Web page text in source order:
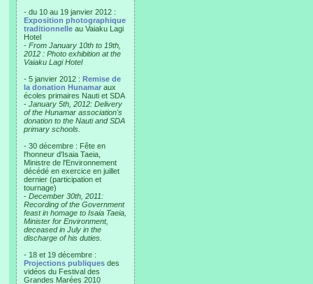
- du 10 au 19 janvier 2012 :
Exposition photographique
traditionnelle au Vaiaku Lagi
Hotel
- From January 10th to 19th,
2012 : Photo exhibition at the
Vaiaku Lagi Hotel
- 5 janvier 2012 : Remise de
la donation Hunamar aux
écoles primaires Nauti et SDA
- January 5th, 2012: Delivery
of the Hunamar association's
donation to the Nauti and SDA
primary schools.
- 30 décembre : Fête en
l'honneur d'Isaia Taeia,
Ministre de l'Environnement
décédé en exercice en juillet
dernier (participation et
tournage)
- December 30th, 2011:
Recording of the Government
feast in homage to Isaia Taeia,
Minister for Environment,
deceased in July in the
discharge of his duties.
- 18 et 19 décembre :
Projections publiques des
vidéos du Festival des
Grandes Marées 2010